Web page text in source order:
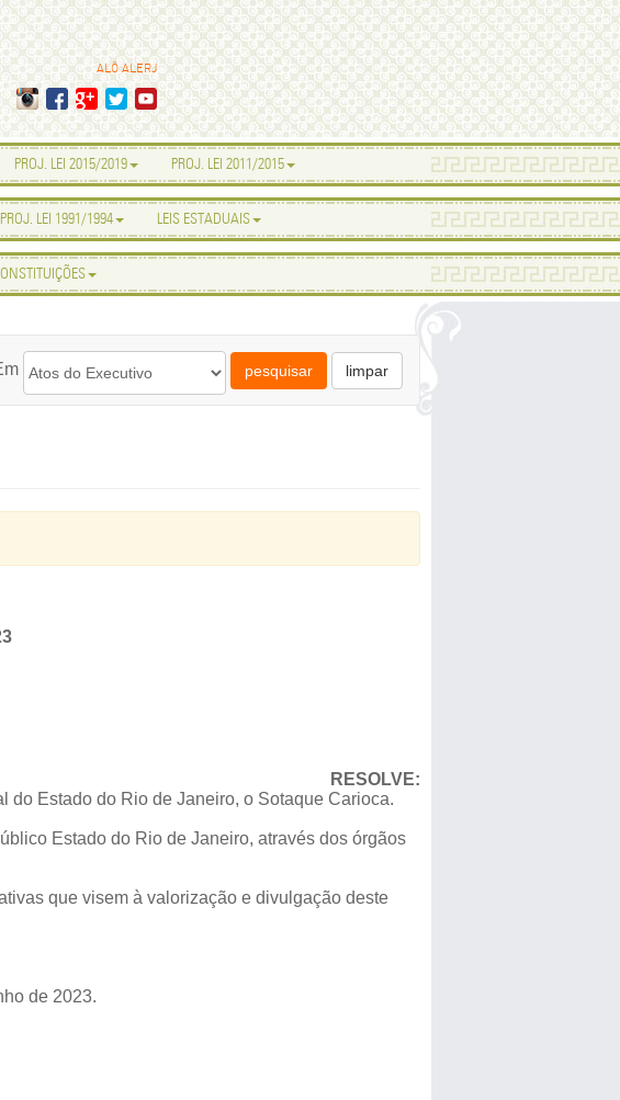
ALÔ ALERJ
PROJ. LEI 2015/2019 PROJ. LEI 2011/2015
PROJ. LEI 1991/1994 LEIS ESTADUAIS
pesquisar limpar
RESOLVE:
do Estado do Rio de Janeiro, o Sotaque Carioca.
Estado do Rio de Janeiro, através dos órgãos
que visem à valorização e divulgação deste
de 2023.